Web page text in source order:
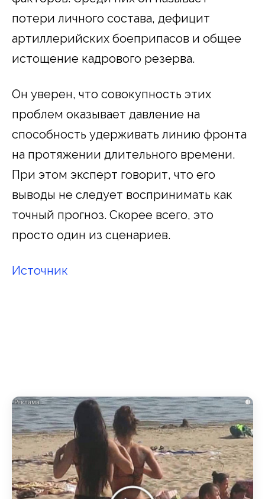
потери личного состава, дефицит
артиллерийских боеприпасов и общее
истощение кадрового резерва.
Он уверен, что совокупность этих
проблем оказывает давление на
способность удерживать линию фронта
на протяжении длительного времени.
При этом эксперт говорит, что его
выводы не следует воспринимать как
точный прогноз. Скорее всего, это
просто один из сценариев.
Источник
i